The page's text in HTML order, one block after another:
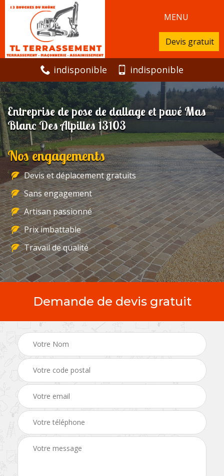
MENU
Devis gratuit
indisponible indisponible
Entreprise de pose de dallage et pavé Mas
Blanc Des Alpilles 13103
Nos engagements
Devis et déplacement gratuits
Sans engagement
Artisan passionné
Prix imbattable
Travail de qualité
Demande de devis gratuit